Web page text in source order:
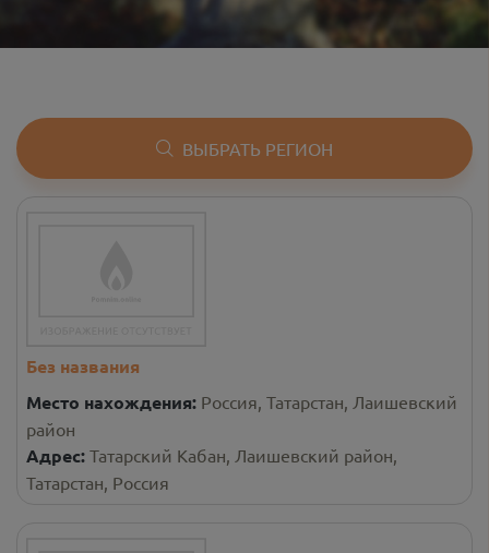
ВЫБРАТЬ РЕГИОН
Без названия
Место нахождения: Россия, Татарстан, Лаишевский
район
Адрес: Татарский Кабан, Лаишевский район,
Татарстан, Россия